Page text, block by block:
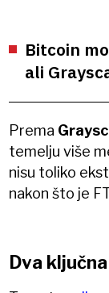
Bitcoin
ali
Prema
temelju više
nisu toliko
nakon što je
Dva